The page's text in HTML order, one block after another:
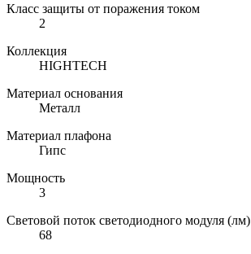
Класс защиты от поражения током
2
Коллекция
HIGHTECH
Материал основания
Металл
Материал плафона
Гипс
Мощность
3
Световой поток светодиодного модуля (лм)
68